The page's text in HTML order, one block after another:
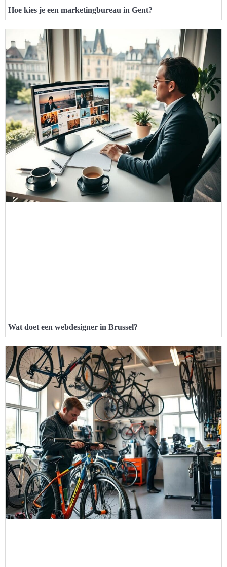
Hoe kies je een marketingbureau in Gent?
Wat doet een webdesigner in Brussel?